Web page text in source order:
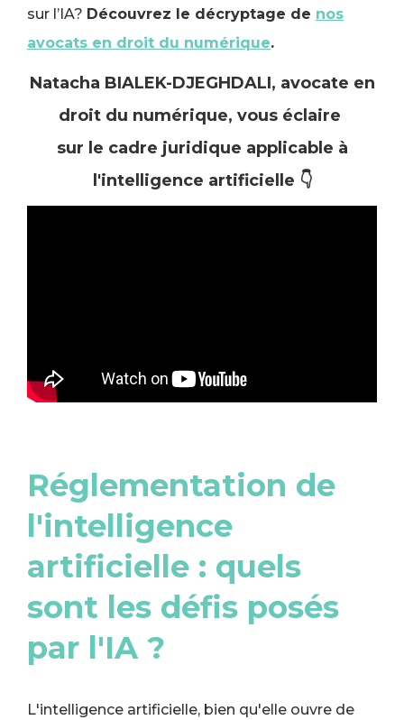
sur l’IA? Découvrez le décryptage de nos
avocats en droit du numérique.
Natacha BIALEK-DJEGHDALI, avocate en
droit du numérique, vous éclaire
sur le cadre juridique applicable à
l'intelligence artificielle 👇
Réglementation de
l'intelligence
artificielle : quels
sont les défis posés
par l'IA ?
L'intelligence artificielle, bien qu'elle ouvre de